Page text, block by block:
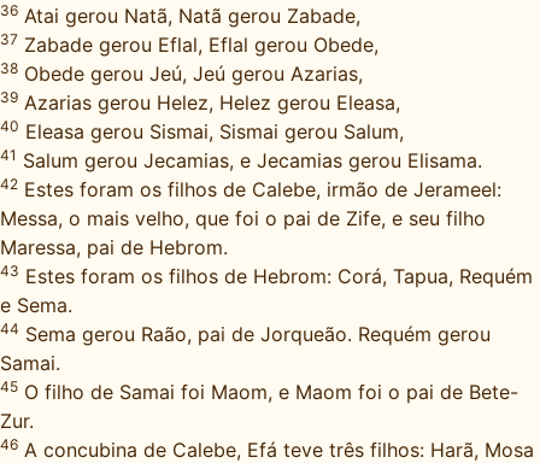
36 Atai gerou Natã, Natã gerou Zabade,
37 Zabade gerou Eflal, Eflal gerou Obede,
38 Obede gerou Jeú, Jeú gerou Azarias,
39 Azarias gerou Helez, Helez gerou Eleasa,
40 Eleasa gerou Sismai, Sismai gerou Salum,
41 Salum gerou Jecamias, e Jecamias gerou Elisama.
42 Estes foram os filhos de Calebe, irmão de Jerameel:
Messa, o mais velho, que foi o pai de Zife, e seu filho
Maressa, pai de Hebrom.
43 Estes foram os filhos de Hebrom: Corá, Tapua, Requém
e Sema.
44 Sema gerou Raão, pai de Jorqueão. Requém gerou
Samai.
45 O filho de Samai foi Maom, e Maom foi o pai de Bete-
Zur.
46 A concubina de Calebe, Efá teve três filhos: Harã, Mosa